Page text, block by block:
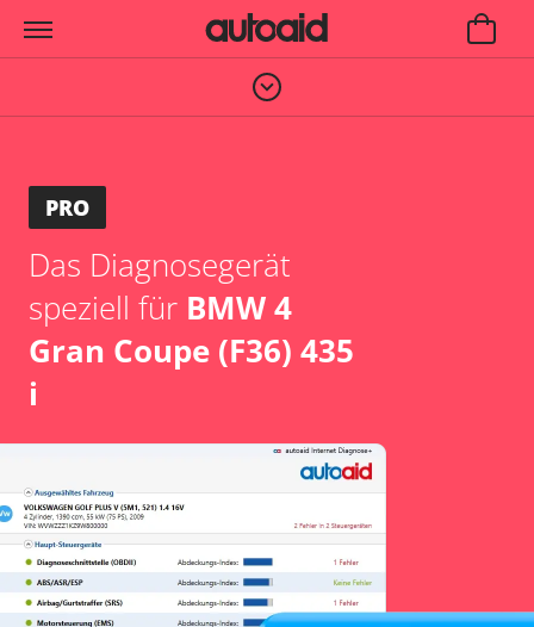
PRO
Das Diagnosegerät
speziell für BMW 4
Gran Coupe (F36) 435
i